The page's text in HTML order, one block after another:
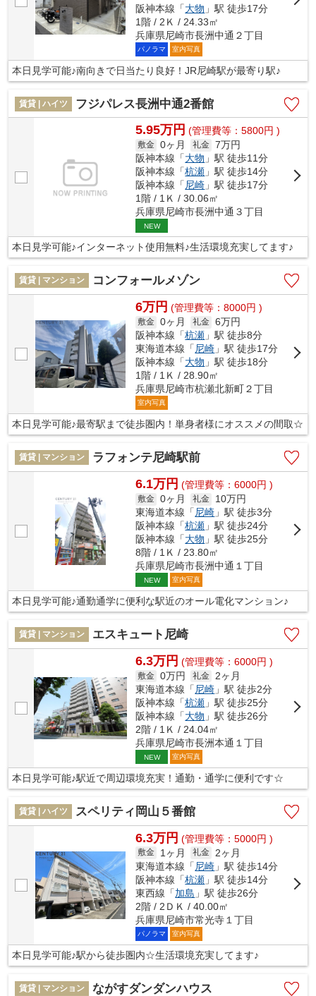
阪神本線「大物 」駅 徒歩17分
1階 / 2Ｋ / 24.33㎡
兵庫県尼崎市長洲中通２丁目
パノラマ 室内写真
本日見学可能♪南向きで日当たり良好！JR尼崎駅が最寄り駅♪
賃貸 | ハイツ フジパレス長洲中通2番館
5.95万円 (管理費等：5800円 )
敷金 0ヶ月 礼金 7万円
阪神本線「大物 」駅 徒歩11分
阪神本線「杭瀬 」駅 徒歩14分
阪神本線「尼崎 」駅 徒歩17分
1階 / 1Ｋ / 30.06㎡
兵庫県尼崎市長洲中通３丁目
NEW
本日見学可能♪インターネット使用無料♪生活環境充実してます♪
賃貸 | マンション コンフォールメゾン
6万円 (管理費等：8000円 )
敷金 0ヶ月 礼金 6万円
阪神本線「杭瀬 」駅 徒歩8分
東海道本線「尼崎 」駅 徒歩17分
阪神本線「大物 」駅 徒歩18分
1階 / 1Ｋ / 28.90㎡
兵庫県尼崎市杭瀬北新町２丁目
室内写真
本日見学可能♪最寄駅まで徒歩圏内！単身者様にオススメの間取☆
賃貸 | マンション ラフォンテ尼崎駅前
6.1万円 (管理費等：6000円 )
敷金 0ヶ月 礼金
10万円
東海道本線「 尼崎 」駅 徒歩3分
阪神本線「杭瀬 」駅 徒歩24分
阪神本線「大物 」駅 徒歩25分
8階 / 1Ｋ / 23.80㎡
兵庫県尼崎市長洲中通１丁目
NEW 室内写真
本日見学可能♪通勤通学に便利な駅近のオール電化マンション♪
賃貸 | マンション エスキュート尼崎
6.3万円 (管理費等：6000円 )
敷金 0万円 礼金
2ヶ月
東海道本線「 尼崎 」駅 徒歩2分
阪神本線「杭瀬 」駅 徒歩25分
阪神本線「大物 」駅 徒歩26分
2階 / 1Ｋ / 24.04㎡
兵庫県尼崎市長洲本通１丁目
NEW 室内写真
本日見学可能♪駅近で周辺環境充実！通勤・通学に便利です☆
賃貸 | ハイツ スペリティ岡山５番館
6.3万円 (管理費等：5000円 )
敷金 1ヶ月 礼金
2ヶ月
東海道本線「 尼崎 」駅 徒歩14分
阪神本線「杭瀬 」駅 徒歩14分
東西線「加島 」駅 徒歩26分
2階 / 2ＤＫ / 40.00㎡
兵庫県尼崎市常光寺１丁目
パノラマ 室内写真
本日見学可能♪駅から徒歩圏内☆生活環境充実してます♪
賃貸 | マンション ながすダンダンハウス